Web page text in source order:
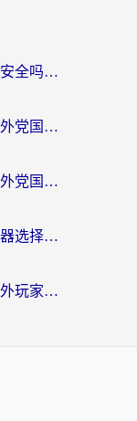
在国外打鸣潮用加速器有用吗？安全吗？海外玩家国服游戏加速全指南
德国怎么玩地鼠传奇不卡顿？海外党国服游戏加速全攻略（含战双EVE实用指南）
超越时空的猫加速器排行榜：海外党国服游戏不卡顿的终极选择指南
英国玩枪神纪总卡顿？这篇加速器选择指南帮你告别延迟（附实测推荐）
最强蜗牛迅游加速器有用吗？海外玩家国服游戏加速避坑指南（附德国玩忍者必须死3流星蝴蝶剑解决办法）